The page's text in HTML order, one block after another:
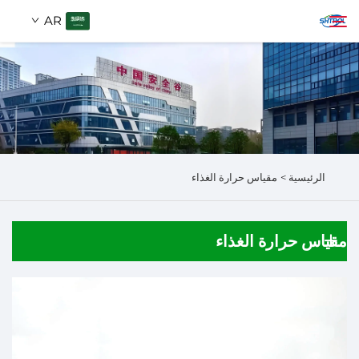
AR
من نحن
المنتجات
ابحث
الرئيسية > مقياس حرارة الغذاء
مقياس حرارة الغذاء